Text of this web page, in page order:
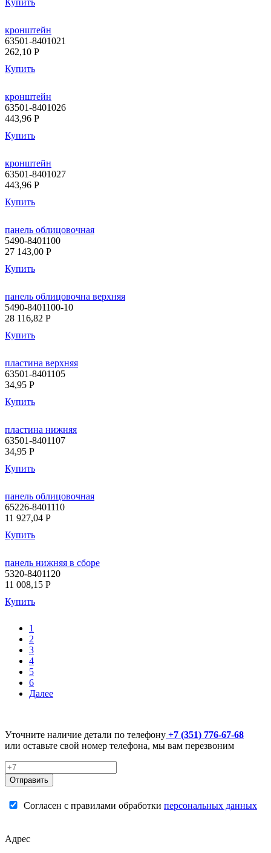
кронштейн
63501-8401021
262,10 P
Купить
кронштейн
63501-8401026
443,96 P
Купить
кронштейн
63501-8401027
443,96 P
Купить
панель облицовочная
5490-8401100
27 143,00 P
Купить
панель облицовочна верхняя
5490-8401100-10
28 116,82 P
Купить
пластина верхняя
63501-8401105
34,95 P
Купить
пластина нижняя
63501-8401107
34,95 P
Купить
панель облицовочная
65226-8401110
11 927,04 P
Купить
панель нижняя в сборе
5320-8401120
11 008,15 P
Купить
1
2
3
4
5
6
Далее
Уточните наличие детали по телефону +7 (351) 776-67-68
или оставьте свой номер телефона, мы вам перезвоним
Отправить
Согласен с правилами обработки персональных данных
Адрес